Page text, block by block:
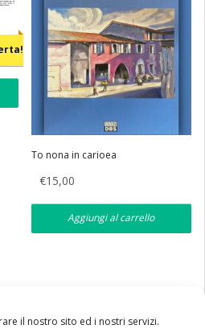
il nostro sito ed i nostri servizi.
To nona in carioea
€15,00
Aggiungi al carrello
in Italia avvengono via corriere